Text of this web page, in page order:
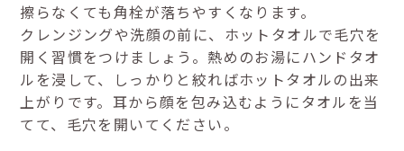
擦らなくても角栓が落ちやすくなります。
クレンジングや洗顔の前に、ホットタオルで毛穴を
開く習慣をつけましょう。熱めのお湯にハンドタオ
ルを浸して、しっかりと絞ればホットタオルの出来
上がりです。耳から顔を包み込むようにタオルを当
てて、毛穴を開いてください。